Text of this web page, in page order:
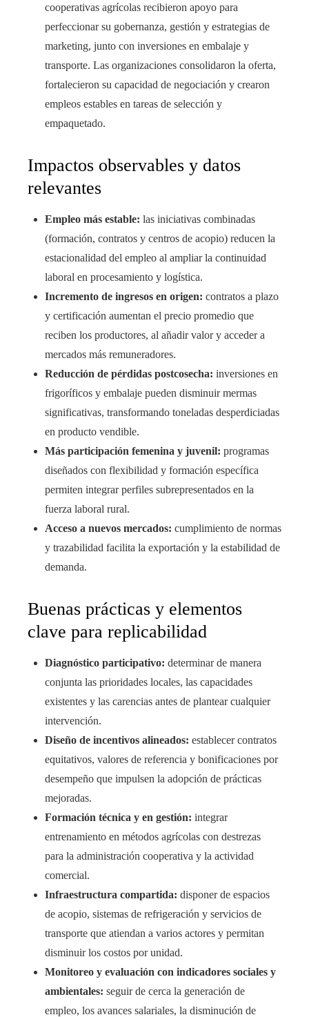
cooperativas agrícolas recibieron apoyo para
perfeccionar su gobernanza, gestión y estrategias de
marketing, junto con inversiones en embalaje y
transporte. Las organizaciones consolidaron la oferta,
fortalecieron su capacidad de negociación y crearon
empleos estables en tareas de selección y
empaquetado.
Impactos observables y datos
relevantes
Empleo más estable: las iniciativas combinadas
(formación, contratos y centros de acopio) reducen la
estacionalidad del empleo al ampliar la continuidad
laboral en procesamiento y logística.
Incremento de ingresos en origen: contratos a plazo
y certificación aumentan el precio promedio que
reciben los productores, al añadir valor y acceder a
mercados más remuneradores.
Reducción de pérdidas postcosecha: inversiones en
frigoríficos y embalaje pueden disminuir mermas
significativas, transformando toneladas desperdiciadas
en producto vendible.
Más participación femenina y juvenil: programas
diseñados con flexibilidad y formación específica
permiten integrar perfiles subrepresentados en la
fuerza laboral rural.
Acceso a nuevos mercados: cumplimiento de normas
y trazabilidad facilita la exportación y la estabilidad de
demanda.
Buenas prácticas y elementos
clave para replicabilidad
Diagnóstico participativo: determinar de manera
conjunta las prioridades locales, las capacidades
existentes y las carencias antes de plantear cualquier
intervención.
Diseño de incentivos alineados: establecer contratos
equitativos, valores de referencia y bonificaciones por
desempeño que impulsen la adopción de prácticas
mejoradas.
Formación técnica y en gestión: integrar
entrenamiento en métodos agrícolas con destrezas
para la administración cooperativa y la actividad
comercial.
Infraestructura compartida: disponer de espacios
de acopio, sistemas de refrigeración y servicios de
transporte que atiendan a varios actores y permitan
disminuir los costos por unidad.
Monitoreo y evaluación con indicadores sociales y
ambientales: seguir de cerca la generación de
empleo, los avances salariales, la disminución de